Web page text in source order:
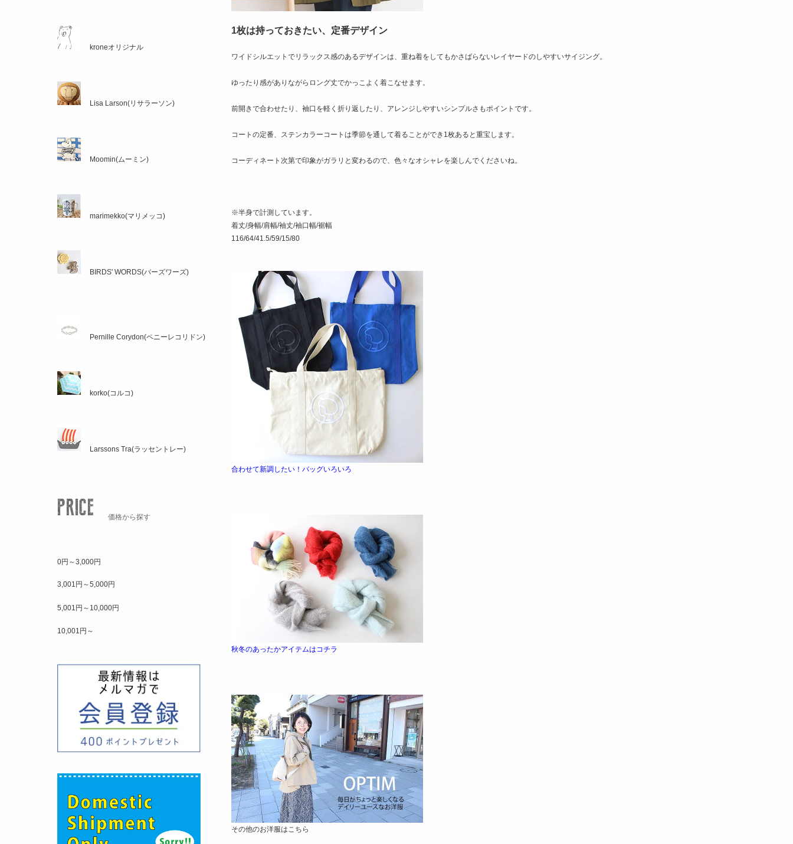
1枚は持っておきたい、定番デザイン
ワイドシルエットでリラックス感のあるデザインは、重ね着をしてもかさばらないレイヤードのしやすいサイジング。
ゆったり感がありながらロング丈でかっこよく着こなせます。
前開きで合わせたり、袖口を軽く折り返したり、アレンジしやすいシンプルさもポイントです。
コートの定番、ステンカラーコートは季節を通して着ることができ1枚あると重宝します。
コーディネート次第で印象がガラリと変わるので、色々なオシャレを楽しんでくださいね。
※半身で計測しています。
着丈/身幅/肩幅/袖丈/袖口幅/裾幅
116/64/41.5/59/15/80
合わせて新調したい！バッグいろいろ
秋冬のあったかアイテムはコチラ
その他のお洋服はこちら
kroneオリジナル
Lisa Larson(リサラーソン)
Moomin(ムーミン)
marimekko(マリメッコ)
BIRDS' WORDS(バーズワーズ)
Pernille Corydon(ペニーレコリドン)
korko(コルコ)
Larssons Tra(ラッセントレー)
価格から探す
0円～3,000円
3,001円～5,000円
5,001円～10,000円
10,001円～